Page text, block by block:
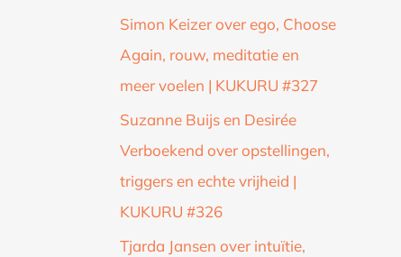
Simon Keizer over ego, Choose
Again, rouw, meditatie en
meer voelen | KUKURU #327
Suzanne Buijs en Desirée
Verboekend over opstellingen,
triggers en echte vrijheid |
KUKURU #326
Tjarda Jansen over intuïtie,